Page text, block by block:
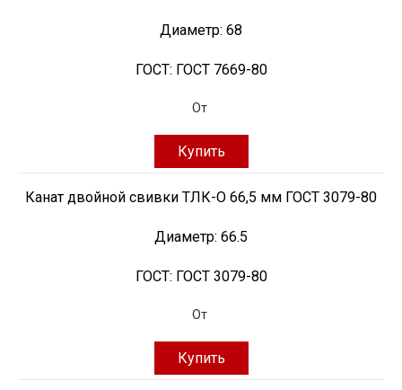
Диаметр: 68
ГОСТ: ГОСТ 7669-80
От
Купить
Канат двойной свивки ТЛК-О 66,5 мм ГОСТ 3079-80
Диаметр: 66.5
ГОСТ: ГОСТ 3079-80
От
Купить